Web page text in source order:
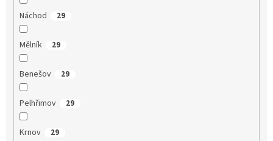
Náchod 29
Mělník 29
Benešov 29
Pelhřimov 29
Krnov 29